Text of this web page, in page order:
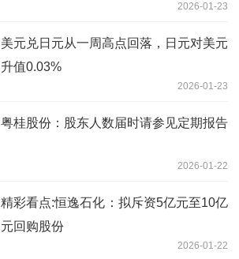
2026-01-23
美元兑日元从一周高点回落，日元对美元
升值0.03%
2026-01-23
粤桂股份：股东人数届时请参见定期报告
2026-01-22
精彩看点:恒逸石化：拟斥资5亿元至10亿
元回购股份
2026-01-22